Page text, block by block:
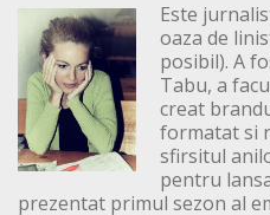
Este
oaza de
posibil). A
Tabu, a
creat
formatat si
sfirsitul
pentru
prezentat primul sezon al